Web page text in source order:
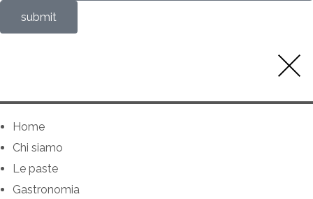
submit
Home
Chi siamo
Le paste
Gastronomia